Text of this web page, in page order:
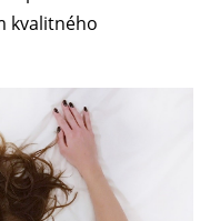
kvalitného